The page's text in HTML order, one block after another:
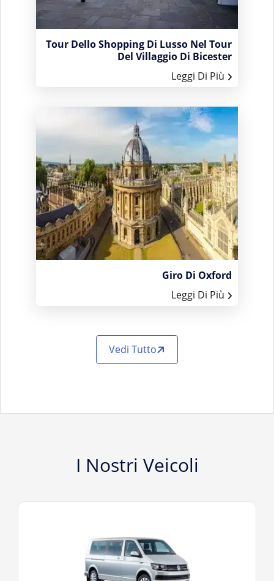
Tour Dello Shopping Di Lusso Nel Tour
Del Villaggio Di Bicester
Leggi Di Più
Giro Di Oxford
Leggi Di Più
Vedi Tutto
I Nostri Veicoli